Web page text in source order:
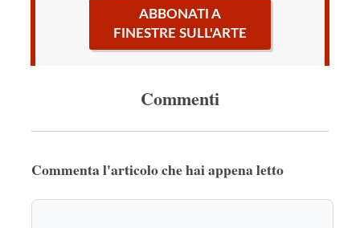
ABBONATI A
FINESTRE SULL'ARTE
Commenti
Commenta l'articolo che hai appena letto